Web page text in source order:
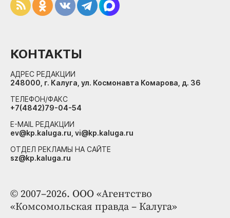
© 2007–2026. ООО «Агентство
«Комсомольская правда – Калуга»
КОНТАКТЫ
АДРЕС РЕДАКЦИИ
248000, г. Калуга, ул. Космонавта Комарова, д. 36
ТЕЛЕФОН/ФАКС
+7(4842)79-04-54
E-MAIL РЕДАКЦИИ
ev@kp.kaluga.ru, vi@kp.kaluga.ru
ОТДЕЛ РЕКЛАМЫ НА САЙТЕ
sz@kp.kaluga.ru